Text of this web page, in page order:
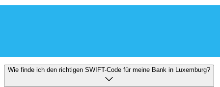
Wie finde ich den richtigen SWIFT-Code für meine Bank in Luxemburg?